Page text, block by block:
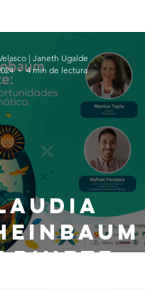
| Janeth Ugalde
4 min de lectura